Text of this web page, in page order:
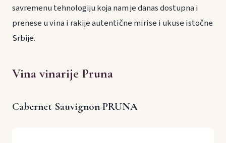
savremenu tehnologiju koja nam je danas dostupna i
prenese u vina i rakije autentične mirise i ukuse istočne
Srbije.
Vina vinarije Pruna
Cabernet Sauvignon PRUNA